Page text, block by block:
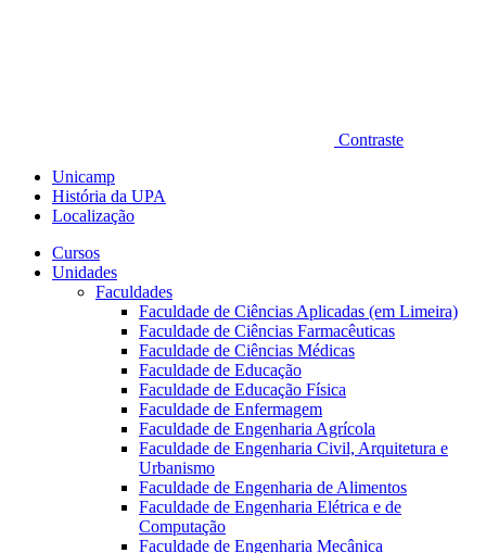
Contraste
Unicamp
História da UPA
Localização
Cursos
Unidades
Faculdades
Faculdade de Ciências Aplicadas (em Limeira)
Faculdade de Ciências Farmacêuticas
Faculdade de Ciências Médicas
Faculdade de Educação
Faculdade de Educação Física
Faculdade de Enfermagem
Faculdade de Engenharia Agrícola
Faculdade de Engenharia Civil, Arquitetura e
Urbanismo
Faculdade de Engenharia de Alimentos
Faculdade de Engenharia Elétrica e de
Computação
Faculdade de Engenharia Mecânica